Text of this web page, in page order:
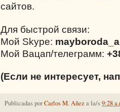
сайтов.
Для быстрой связи:
Мой Skype:
Мой Вацап/телеграмм:
(Если не интересует,
Publicadas porCarlos M. Añeza la/s9:28